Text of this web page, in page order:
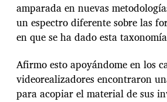
amparada en nuevas
un espectro diferente sobre las
en que se ha dado esta
Afirmo esto apoyándome en los
videorealizadores encontraron
para acopiar el material de sus